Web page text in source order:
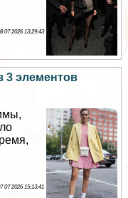
07 2026 13:29:43
3 элементов
07 2026 15:13:41